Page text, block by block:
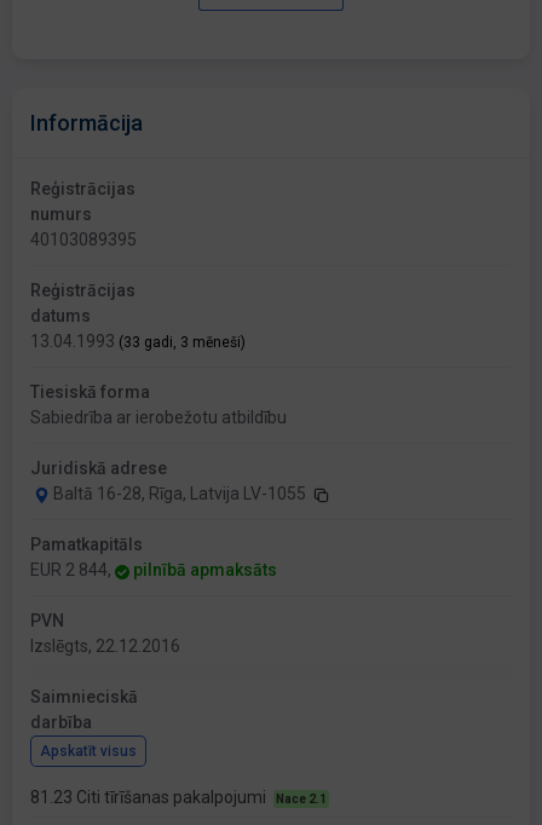
Informācija
Reģistrācijas
numurs
40103089395
Reģistrācijas
datums
13.04.1993 (33 gadi, 3 mēneši)
Tiesiskā forma
Sabiedrība ar ierobežotu atbildību
Juridiskā adrese
Baltā 16-28, Rīga, Latvija LV-1055
Pamatkapitāls
EUR 2 844,
pilnībā apmaksāts
PVN
Izslēgts, 22.12.2016
Saimnieciskā
darbība
Apskatīt visus
81.23 Citi tīrīšanas pakalpojumi Nace 2.1